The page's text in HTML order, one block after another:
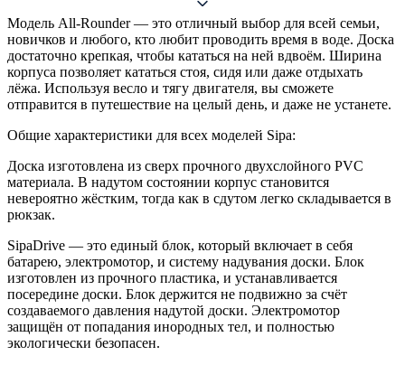
Модель All-Rounder — это отличный выбор для всей семьи,
новичков и любого, кто любит проводить время в воде. Доска
достаточно крепкая, чтобы кататься на ней вдвоём. Ширина
корпуса позволяет кататься стоя, сидя или даже отдыхать
лёжа. Используя весло и тягу двигателя, вы сможете
отправится в путешествие на целый день, и даже не устанете.
Общие характеристики для всех моделей Sipa:
Доска изготовлена из сверх прочного двухслойного PVC
материала. В надутом состоянии корпус становится
невероятно жёстким, тогда как в сдутом легко складывается в
рюкзак.
SipaDrive — это единый блок, который включает в себя
батарею, электромотор, и систему надувания доски. Блок
изготовлен из прочного пластика, и устанавливается
посередине доски. Блок держится не подвижно за счёт
создаваемого давления надутой доски. Электромотор
защищён от попадания инородных тел, и полностью
экологически безопасен.